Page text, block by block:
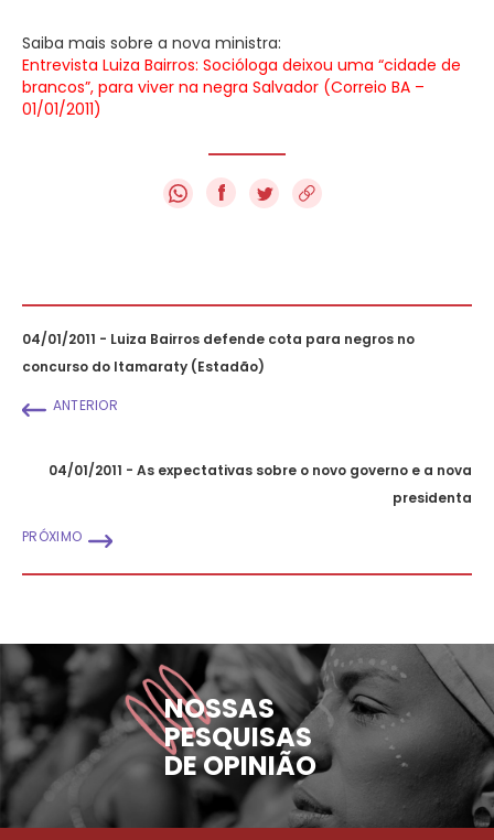
Saiba mais sobre a nova ministra:
Entrevista Luiza Bairros: Socióloga deixou uma “cidade de
brancos”, para viver na negra Salvador (Correio BA –
01/01/2011)
f
04/01/2011 - Luiza Bairros defende cota para negros no
concurso do Itamaraty (Estadão)
ANTERIOR
04/01/2011 - As expectativas sobre o novo governo e a nova
presidenta
PRÓXIMO
NOSSAS
PESQUISAS
DE OPINIÃO